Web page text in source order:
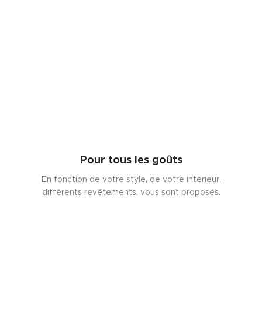
Pour tous les goûts
En fonction de votre style, de votre intérieur,
différents revêtements. vous sont proposés.